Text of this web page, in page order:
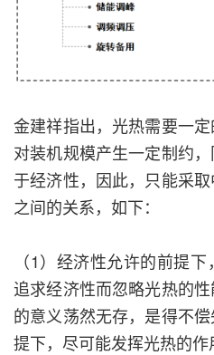
金建祥指出，光热需要一
对装机规模产生一定制约
于经济性，因此，只能采
之间的关系，如下：
（1）经济性允许的前提
追求经济性而忽略光热的
的意义荡然无存，是得不
提下，尽可能发挥光热的作